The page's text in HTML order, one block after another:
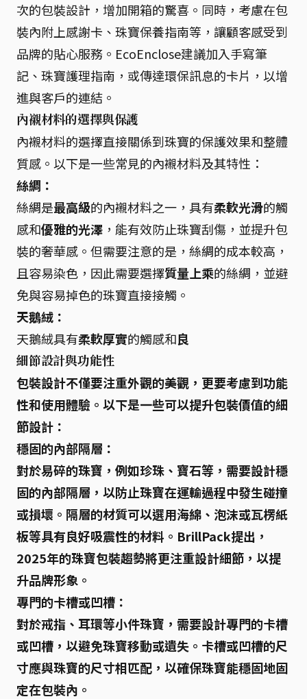
次的包裝設計，增加開箱的驚喜。同時，考慮在包
裝內附上感謝卡、珠寶保養指南等，讓顧客感受到
品牌的貼心服務。EcoEnclose建議加入手寫筆
記、珠寶護理指南，或傳達環保訊息的卡片，以增
進與客戶的連結。
內襯材料的選擇與保護
內襯材料的選擇直接關係到珠寶的保護效果和整體
質感。以下是一些常見的內襯材料及其特性：
絲綢：
絲綢是最高級的內襯材料之一，具有柔軟光滑的觸
感和優雅的光澤 ，能有效防止珠寶刮傷，並提升包
裝的奢華感。但需要注意的是，絲綢的成本較高，
且容易染色，因此需要選擇質量上乘的絲綢，並避
免與容易掉色的珠寶直接接觸。
天鵝絨：
天鵝絨具有柔軟厚實的觸感和良
細節設計與功能性
包裝設計不僅要注重外觀的美觀，更要考慮到功能
性和使用體驗。以下是一些可以提升包裝價值的細
節設計：
穩固的內部隔層：
對於易碎的珠寶 ，例如珍珠、寶石等，需要設計穩
固的內部隔層 ，以防止珠寶在運輸過程中發生碰撞
或損壞。隔層的材質可以選用海綿、泡沫或瓦楞紙
板等具有良好吸震性的材料。BrillPack提出，
2025年的珠寶包裝趨勢將更注重設計細節，以提
升品牌形象。
專門的卡槽或凹槽：
對於戒指、耳環等小件珠寶，需要設計專門的卡槽
或凹槽 ，以避免珠寶移動或遺失。卡槽或凹槽的尺
寸應與珠寶的尺寸相匹配，以確保珠寶能穩固地固
定在包裝內。